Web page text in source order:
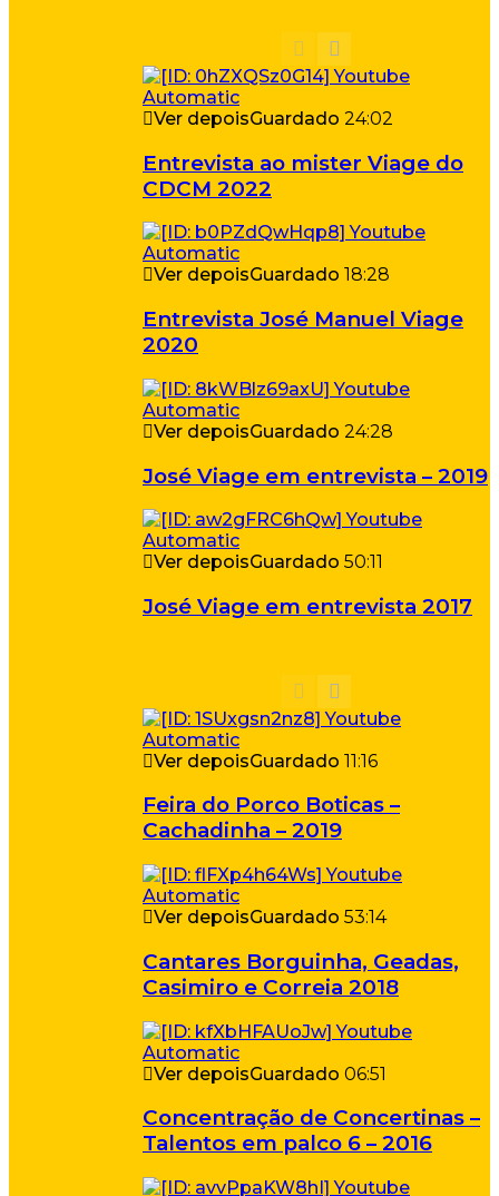
Ver depoisGuardado 24:02
Entrevista ao mister Viage do
CDCM 2022
Ver depoisGuardado 18:28
Entrevista José Manuel Viage
2020
Ver depoisGuardado 24:28
José Viage em entrevista – 2019
Ver depoisGuardado 50:11
José Viage em entrevista 2017
Ver depoisGuardado 11:16
Feira do Porco Boticas –
Cachadinha – 2019
Ver depoisGuardado 53:14
Cantares Borguinha, Geadas,
Casimiro e Correia 2018
Ver depoisGuardado 06:51
Concentração de Concertinas –
Talentos em palco 6 – 2016